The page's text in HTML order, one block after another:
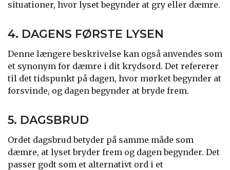
situationer, hvor lyset begynder at gry eller dæmre.
4. DAGENS FØRSTE LYSEN
Denne længere beskrivelse kan også anvendes som
et synonym for dæmre i dit krydsord. Det refererer
til det tidspunkt på dagen, hvor mørket begynder at
forsvinde, og dagen begynder at bryde frem.
5. DAGSBRUD
Ordet dagsbrud betyder på samme måde som
dæmre, at lyset bryder frem og dagen begynder. Det
passer godt som et alternativt ord i et